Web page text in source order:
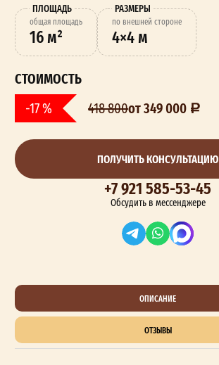
ПЛОЩАДЬ
oбщая площадь
16 м²
РАЗМЕРЫ
по внешней стороне
4×4 м
СТОИМОСТЬ
-17 % 418 800от 349 000
ПОЛУЧИТЬ КОНСУЛЬТАЦИЮ
+7 921 585-53-45
Обсудить в мессенджере
ОПИСАНИЕ
ОТЗЫВЫ